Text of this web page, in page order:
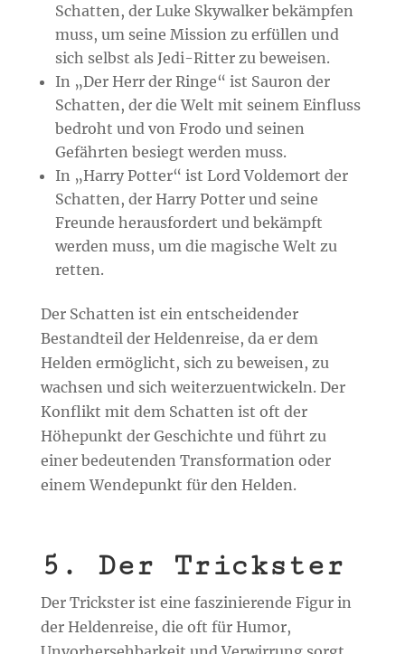
Schatten, der Luke Skywalker bekämpfen
muss, um seine Mission zu erfüllen und
sich selbst als Jedi-Ritter zu beweisen.
In „Der Herr der Ringe“ ist Sauron der
Schatten, der die Welt mit seinem Einfluss
bedroht und von Frodo und seinen
Gefährten besiegt werden muss.
In „Harry Potter“ ist Lord Voldemort der
Schatten, der Harry Potter und seine
Freunde herausfordert und bekämpft
werden muss, um die magische Welt zu
retten.
Der Schatten ist ein entscheidender
Bestandteil der Heldenreise, da er dem
Helden ermöglicht, sich zu beweisen, zu
wachsen und sich weiterzuentwickeln. Der
Konflikt mit dem Schatten ist oft der
Höhepunkt der Geschichte und führt zu
einer bedeutenden Transformation oder
einem Wendepunkt für den Helden.
5. Der Trickster
Der Trickster ist eine faszinierende Figur in
der Heldenreise, die oft für Humor,